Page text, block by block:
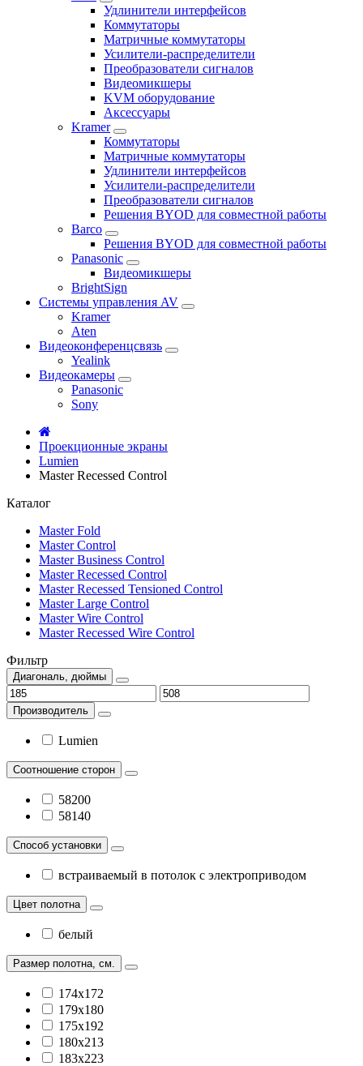
Удлинители интерфейсов
Коммутаторы
Матричные коммутаторы
Усилители-распределители
Преобразователи сигналов
Видеомикшеры
KVM оборудование
Аксессуары
Kramer
Коммутаторы
Матричные коммутаторы
Удлинители интерфейсов
Усилители-распределители
Преобразователи сигналов
Решения BYOD для совместной работы
Barco
Решения BYOD для совместной работы
Panasonic
Видеомикшеры
BrightSign
Системы управления AV
Kramer
Aten
Видеоконференцсвязь
Yealink
Видеокамеры
Panasonic
Sony
Проекционные экраны
Lumien
Master Recessed Control
Каталог
Master Fold
Master Control
Master Business Control
Master Recessed Control
Master Recessed Tensioned Control
Master Large Control
Master Wire Control
Master Recessed Wire Control
Фильтр
Диагональ, дюймы
Производитель
Lumien
Соотношение сторон
58200
58140
Способ установки
встраиваемый в потолок с электроприводом
Цвет полотна
белый
Размер полотна, см.
174х172
179х180
175х192
180х213
183х223